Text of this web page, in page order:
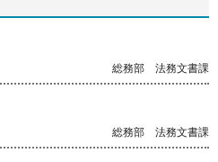
総務部 法務文書課
総務部 法務文書課